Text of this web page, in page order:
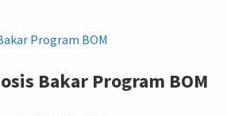
Bakar Program BOM